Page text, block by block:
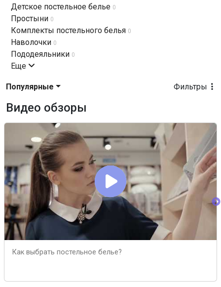
Детское постельное белье 0
Простыни 0
Комплекты постельного белья 0
Наволочки 0
Пододеяльники 0
Еще
Фильтры
Популярные
Видео обзоры
Как выбрать постельное белье?